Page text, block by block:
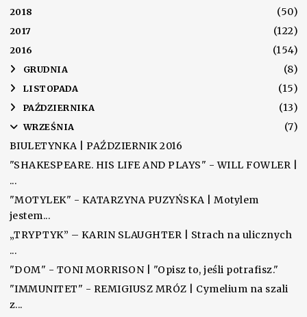
2018 (50)
2017 (122)
2016 (154)
► GRUDNIA (8)
► LISTOPADA (15)
► PAŹDZIERNIKA (13)
▼ WRZEŚNIA
(7)
BIULETYNKA | PAŹDZIERNIK 2016
"SHAKESPEARE. HIS LIFE AND PLAYS" - WILL FOWLER |
...
"MOTYLEK" - KATARZYNA PUZYŃSKA | Motylem
jestem...
„TRYPTYK” – KARIN SLAUGHTER | Strach na ulicznych
...
"DOM" - TONI MORRISON | "Opisz to, jeśli potrafisz."
"IMMUNITET" - REMIGIUSZ MRÓZ | Cymelium na szali
z...